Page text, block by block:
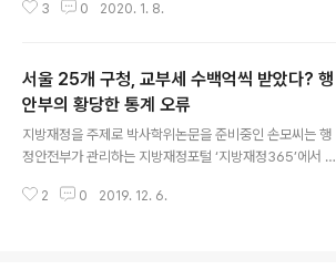
0억원 규모다. 고규창 행정안전부 지방재정경제실장은
겠다”고 말했다. 산업단지, 지식산업센터 등에 입주하는 중
소·벤처기업에 대한 취득세·재산세 감면은 기존 수준대로
연장한다. 산업단지 입주 기업은 취득세 50%, 재산세 7
5%(수도권 35%), 지식산업센터 입주 기업은 취득세 5
0%, 재산세 37.5% 감면 혜택을 받을 수 있다. 또 저출산
대책으로 도입한 신혼부부 생애 최초 취득 주택에 대한 취
3 0 2020. 1. 8.
서울 25개 구청, 교부세 수백억씩 받았다? 행
안부의 황당한 통계 오류
지방재정을 주제로 박사학위논문을 준비중인 손모씨는 행
정안전부가 관리하는 지방재정포털 ‘지방재정365’에서 지
목격했다. 2011년과 2012년에 서울시 25개 자치구가 정
2 0 2019. 12. 6.